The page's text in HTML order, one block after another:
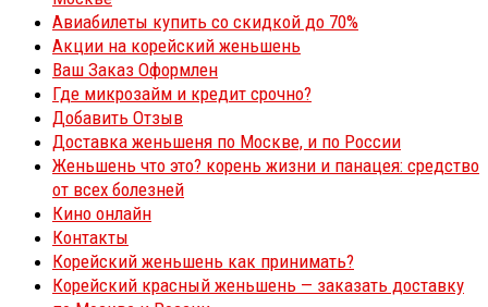
Авиабилеты купить со скидкой до 70%
Акции на корейский женьшень
Ваш Заказ Оформлен
Где микрозайм и кредит срочно?
Добавить Отзыв
Доставка женьшеня по Москве, и по России
Женьшень что это? корень жизни и панацея: средство
от всех болезней
Кино онлайн
Контакты
Корейский женьшень как принимать?
Корейский красный женьшень — заказать доставку